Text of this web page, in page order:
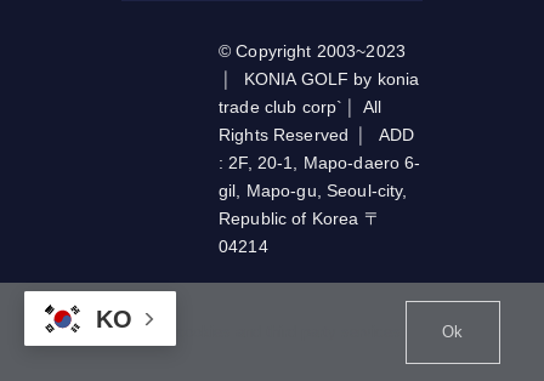
© Copyright 2003~2023
| KONIA GOLF by konia
trade club corp` | All
Rights Reserved | ADD
: 2F, 20-1, Mapo-daero 6-
gil, Mapo-gu, Seoul-city,
Republic of Korea 〒
04214
KO
This website uses cookies and third party services. Ok